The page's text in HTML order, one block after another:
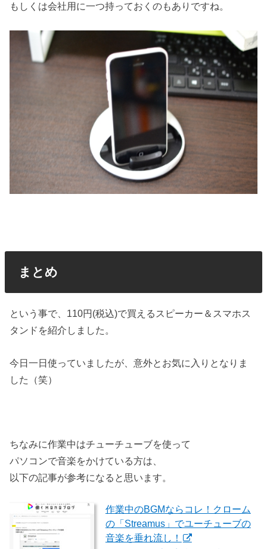
もしくは会社用に一つ持っておくのもありですね。
まとめ
という事で、110円(税込)で買えるスピーカー＆スマホス
タンドを紹介しました。
今日一日使っていましたが、意外とお気に入りとなりま
した（笑）
ちなみに作業中はチューチューブを使って
パソコンで音楽をかけている方は、
以下の記事が参考になると思います。
作業中のBGMならコレ！クローム
の「Streamus」でユーチューブの
音楽を垂れ流し！